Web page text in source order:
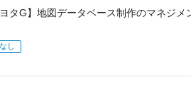
ヨタG】地図データベース制作のマネジ
し